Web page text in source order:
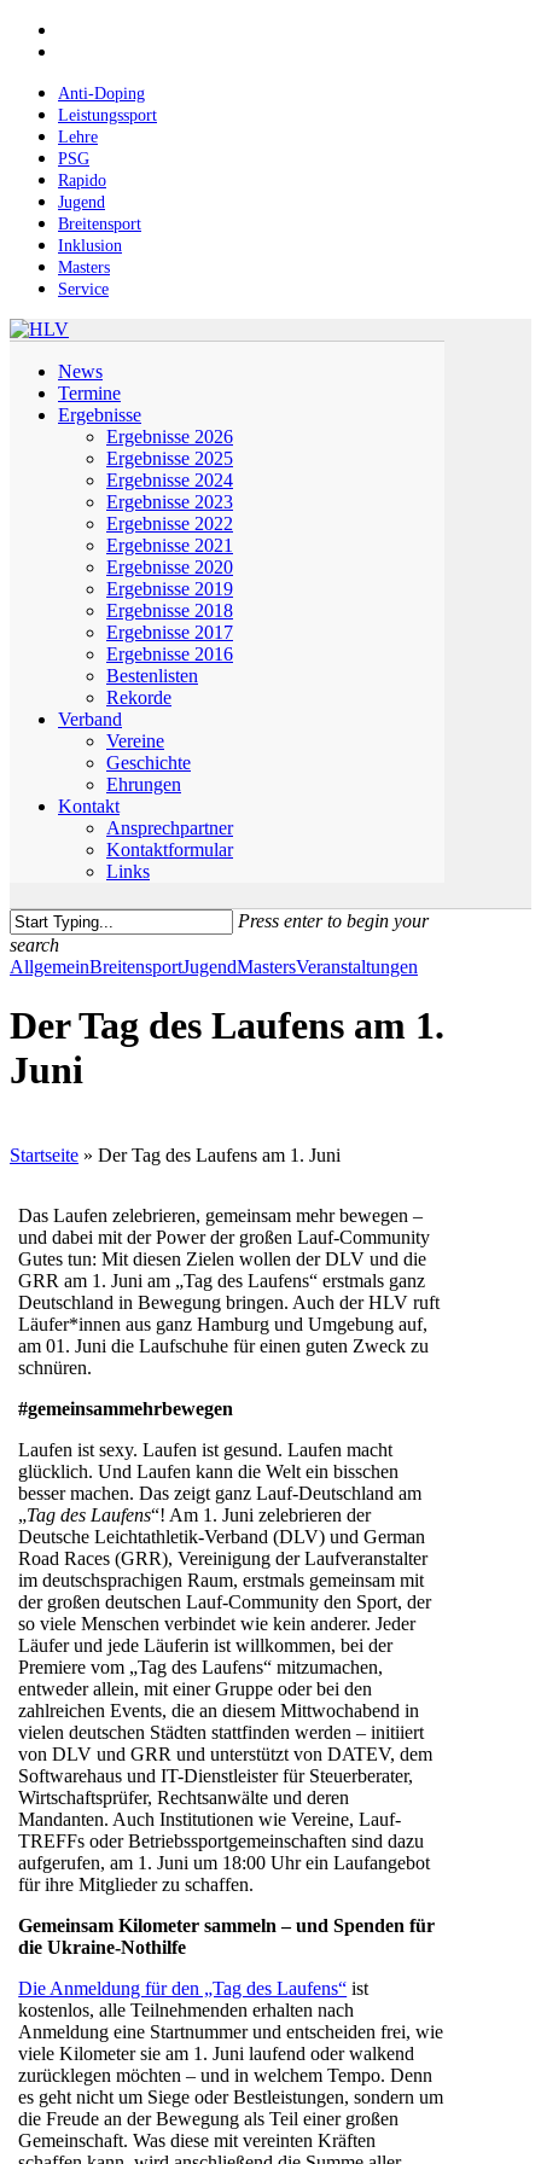
Skip
contentAnti-Doping
Leistungssport
Lehre
PSG
Rapido
Jugend
Breitensport
Inklusion
Masters
Service
News
Termine
Ergebnisse
Ergebnisse 2026
Ergebnisse 2025
Ergebnisse 2024
Ergebnisse 2023
Ergebnisse 2022
Ergebnisse 2021
Ergebnisse 2020
Ergebnisse 2019
Ergebnisse 2018
Ergebnisse 2017
Ergebnisse 2016
Bestenlisten
Rekorde
Verband
Vereine
Geschichte
Ehrungen
Kontakt
Ansprechpartner
Kontaktformular
Links
Press enter to begin your
search
Close
AllgemeinBreitensportJugendMastersVeranstaltungen
Der Tag des Laufens am 1.
Juni
Startseite » Der Tag des Laufens am 1. Juni
Das Laufen zelebrieren, gemeinsam mehr bewegen –
und dabei mit der Power der großen Lauf-Community
Gutes tun: Mit diesen Zielen wollen der DLV und die
GRR am 1. Juni am „Tag des Laufens“ erstmals ganz
Deutschland in Bewegung bringen. Auch der HLV ruft
Läufer*innen aus ganz Hamburg und Umgebung auf,
am 01. Juni die Laufschuhe für einen guten Zweck zu
schnüren.
#gemeinsammehrbewegen
Laufen ist sexy. Laufen ist gesund. Laufen macht
glücklich. Und Laufen kann die Welt ein bisschen
besser machen. Das zeigt ganz Lauf-Deutschland am
„Tag des Laufens“! Am 1. Juni zelebrieren der
Deutsche Leichtathletik-Verband (DLV) und German
Road Races (GRR), Vereinigung der Laufveranstalter
im deutschsprachigen Raum, erstmals gemeinsam mit
der großen deutschen Lauf-Community den Sport, der
so viele Menschen verbindet wie kein anderer. Jeder
Läufer und jede Läuferin ist willkommen, bei der
Premiere vom „Tag des Laufens“ mitzumachen,
entweder allein, mit einer Gruppe oder bei den
zahlreichen Events, die an diesem Mittwochabend in
vielen deutschen Städten stattfinden werden – initiiert
von DLV und GRR und unterstützt von DATEV, dem
Softwarehaus und IT-Dienstleister für Steuerberater,
Wirtschaftsprüfer, Rechtsanwälte und deren
Mandanten. Auch Institutionen wie Vereine, Lauf-
TREFFs oder Betriebssportgemeinschaften sind dazu
aufgerufen, am 1. Juni um 18:00 Uhr ein Laufangebot
für ihre Mitglieder zu schaffen.
Gemeinsam Kilometer sammeln – und Spenden für
die Ukraine-Nothilfe
Die Anmeldung für den „Tag des Laufens“ ist
kostenlos, alle Teilnehmenden erhalten nach
Anmeldung eine Startnummer und entscheiden frei, wie
viele Kilometer sie am 1. Juni laufend oder walkend
zurücklegen möchten – und in welchem Tempo. Denn
es geht nicht um Siege oder Bestleistungen, sondern um
die Freude an der Bewegung als Teil einer großen
Gemeinschaft. Was diese mit vereinten Kräften